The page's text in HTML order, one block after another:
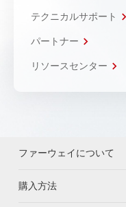
テクニカルサポート
パートナー
リソースセンター
ファーウェイについて
購入方法